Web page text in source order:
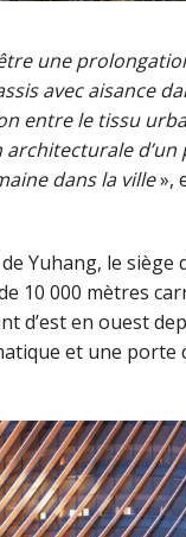
une
avec aisance
entre le tissu
dans la ville»,
Yuhang, le siège
10 000 mètres
d’est en ouest
et une porte